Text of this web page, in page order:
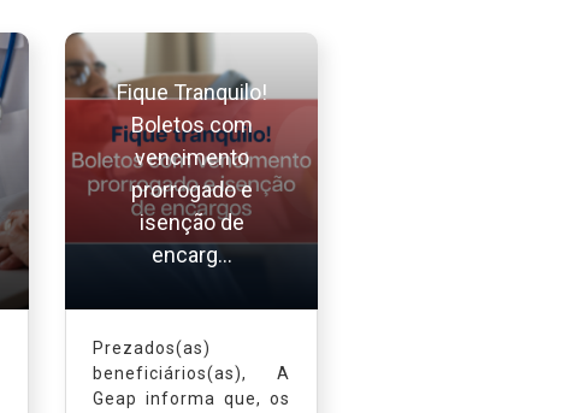
Fique Tranquilo!
Boletos com
vencimento
prorrogado e
isenção de
encarg...
Prezados(as)
beneficiários(as), A
Geap informa que, os